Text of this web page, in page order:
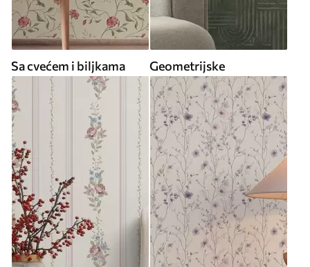
Sa cvećem i biljkama Geometrijske